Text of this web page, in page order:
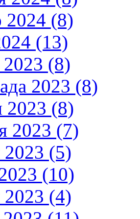
2024 (8)
(13)
2023 (8)
2023 (8)
2023 (8)
2023 (7)
2023 (5)
(10)
2023 (4)